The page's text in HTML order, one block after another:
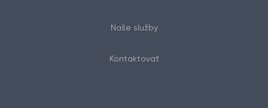
Naše služby
Kontaktovať